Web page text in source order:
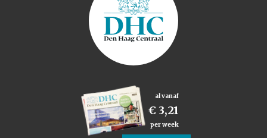
al vanaf
€ 3,21
per week